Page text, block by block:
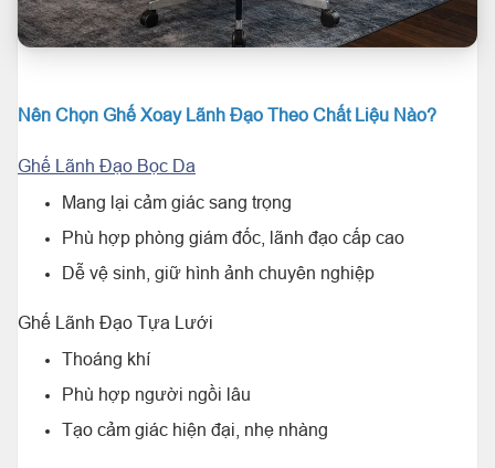
Nên Chọn Ghế Xoay Lãnh Đạo Theo Chất Liệu Nào?
Ghế Lãnh Đạo Bọc Da
Mang lại cảm giác sang trọng
Phù hợp phòng giám đốc, lãnh đạo cấp cao
Dễ vệ sinh, giữ hình ảnh chuyên nghiệp
Ghế Lãnh Đạo Tựa Lưới
Thoáng khí
Phù hợp người ngồi lâu
Tạo cảm giác hiện đại, nhẹ nhàng